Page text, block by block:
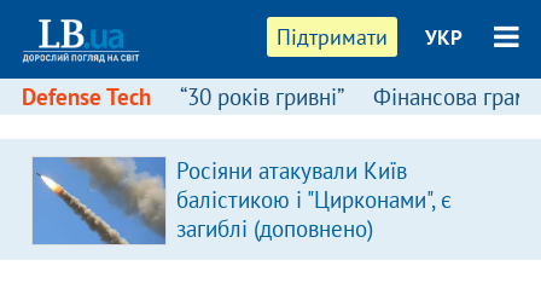
Підтримати УКР
Defense Tech “30 років гривні” Фінансова
Росіяни атакували Київ
балістикою і "Цирконами", є
загиблі (доповнено)